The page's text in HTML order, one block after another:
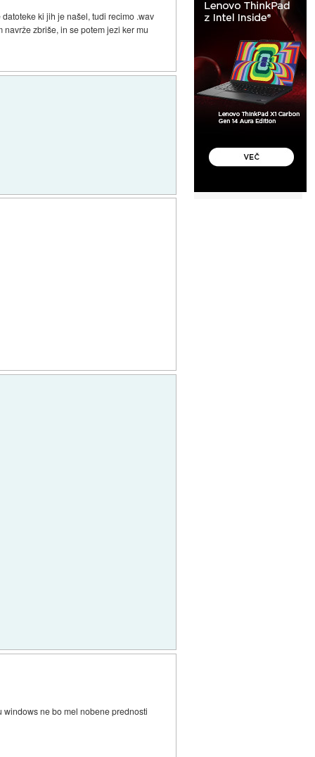
ki jih je našel, tudi recimo .wav
zbriše, in se potem jezi ker mu
windows ne bo mel nobene prednosti